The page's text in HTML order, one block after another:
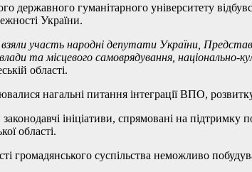
державного гуманітарного університету
України.
участь народні депутати України,
влади та місцевого самоврядування, національно-
області.
нагальні питання інтеграції ВПО,
ініціативи, спрямовані на підтримку
області.
громадянського суспільства неможливо